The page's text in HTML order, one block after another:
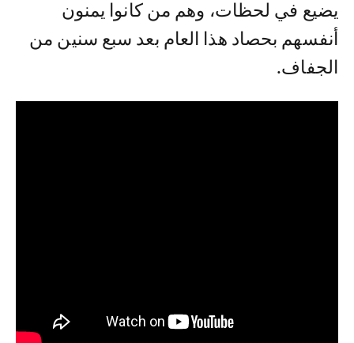
يضيع في لحظات، وهم من كانوا يمنون
أنفسهم بحصاد هذا العام بعد سبع سنين من
الجفاف.